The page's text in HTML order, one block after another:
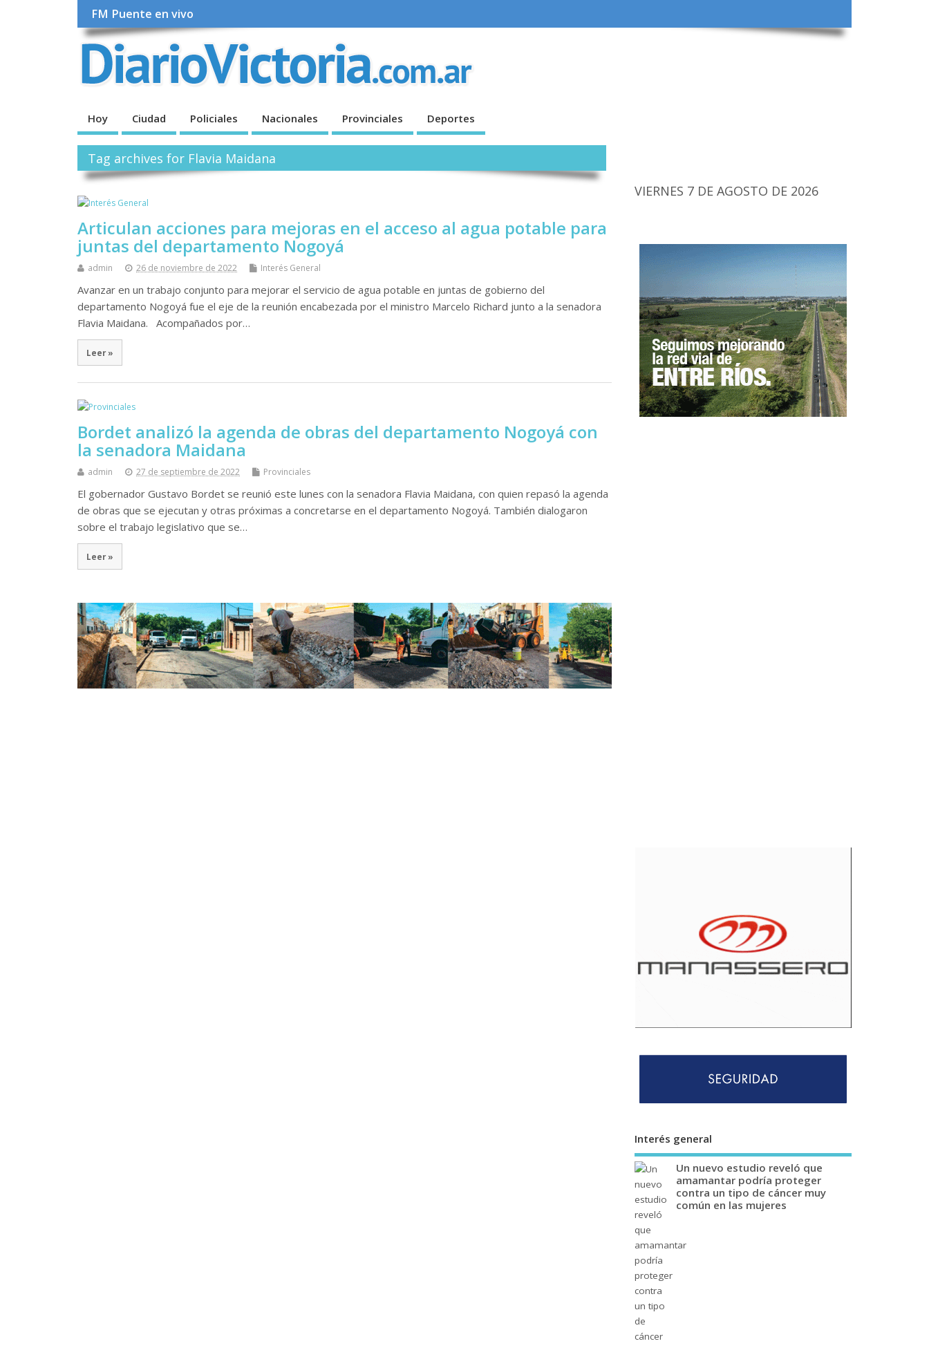
FM Puente en vivo
Hoy Ciudad Policiales Nacionales Provinciales Deportes
Tag archives for Flavia Maidana
Articulan acciones para mejoras en el acceso al agua potable para
juntas del departamento Nogoyá
admin 26 de noviembre de 2022 Interés General
Avanzar en un trabajo conjunto para mejorar el servicio de agua potable en juntas de gobierno del
departamento Nogoyá fue el eje de la reunión encabezada por el ministro Marcelo Richard junto a la senadora
Flavia Maidana. Acompañados por…
Leer »
Bordet analizó la agenda de obras del departamento Nogoyá con
la senadora Maidana
admin 27 de septiembre de 2022 Provinciales
El gobernador Gustavo Bordet se reunió este lunes con la senadora Flavia Maidana, con quien repasó la agenda
de obras que se ejecutan y otras próximas a concretarse en el departamento Nogoyá. También dialogaron
sobre el trabajo legislativo que se…
Leer »
VIERNES 7 DE AGOSTO DE 2026
Interés general
Un nuevo estudio reveló que
amamantar podría proteger
contra un tipo de cáncer muy
común en las mujeres